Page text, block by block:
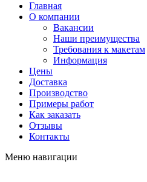
Главная
О компании
Вакансии
Наши преимущества
Требования к макетам
Информация
Цены
Доставка
Производство
Примеры работ
Как заказать
Отзывы
Контакты
Меню навигации